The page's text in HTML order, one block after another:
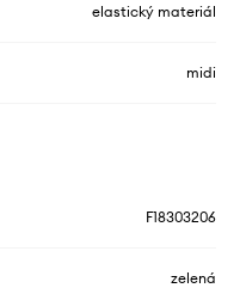
elastický materiál
midi
F18303206
zelená